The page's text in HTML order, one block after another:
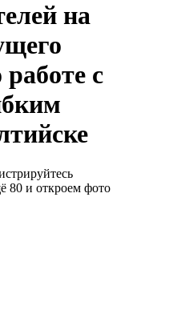
на
с
80 и откроем фото